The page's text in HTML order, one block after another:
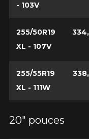
- 103V
255/50R19
XL - 107V
255/55R19
XL - 111W
20" pouces